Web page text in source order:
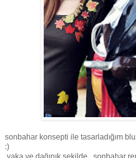
sonbahar konsepti ile tasarladığım
:)